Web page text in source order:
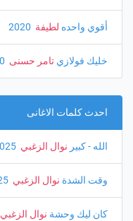
أقوي واحده لطيفة
خليك فولازي تامر حسنى
احدث كلمات الاغانى
الله - كبير نوال الزغبي
وقت الشدة نوال الزغبي
كان ليك وحشة نوال الزغبي